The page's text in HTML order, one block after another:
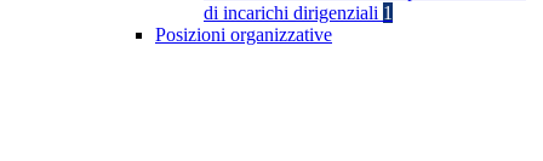
di incarichi dirigenziali 1
Posizioni organizzative